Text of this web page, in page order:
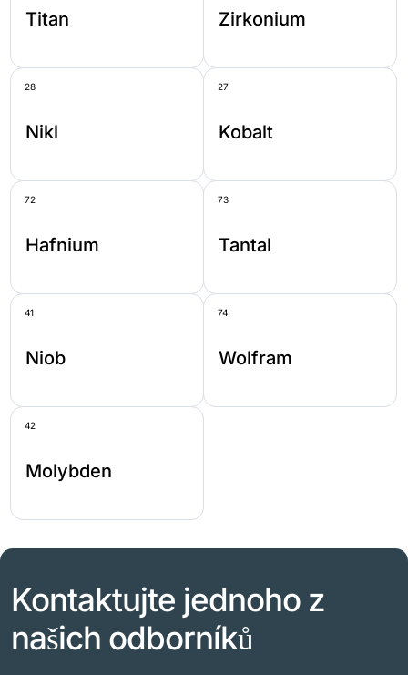
Titan Zirkonium
28
Nikl
27
Kobalt
72
Hafnium
73
Tantal
41
Niob
74
Wolfram
42
Molybden
Kontaktujte jednoho z
našich odborníků